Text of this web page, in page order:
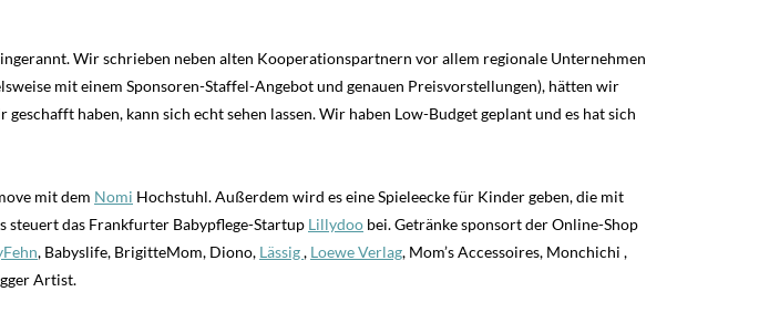
Wir schrieben neben alten Kooperationspartnern vor allem regionale Unternehmen
mit einem Sponsoren-Staffel-Angebot und genauen Preisvorstellungen), hätten wir
haben, kann sich echt sehen lassen. Wir haben Low-Budget geplant und es hat sich
mit dem Nomi Hochstuhl. Außerdem wird es eine Spieleecke für Kinder geben, die mit
steuert das Frankfurter Babypflege-Startup Lillydoo bei. Getränke sponsort der Online-Shop
, Babyslife, BrigitteMom, Diono, Lässig, Loewe Verlag, Mom’s Accessoires, Monchichi ,
Artist.